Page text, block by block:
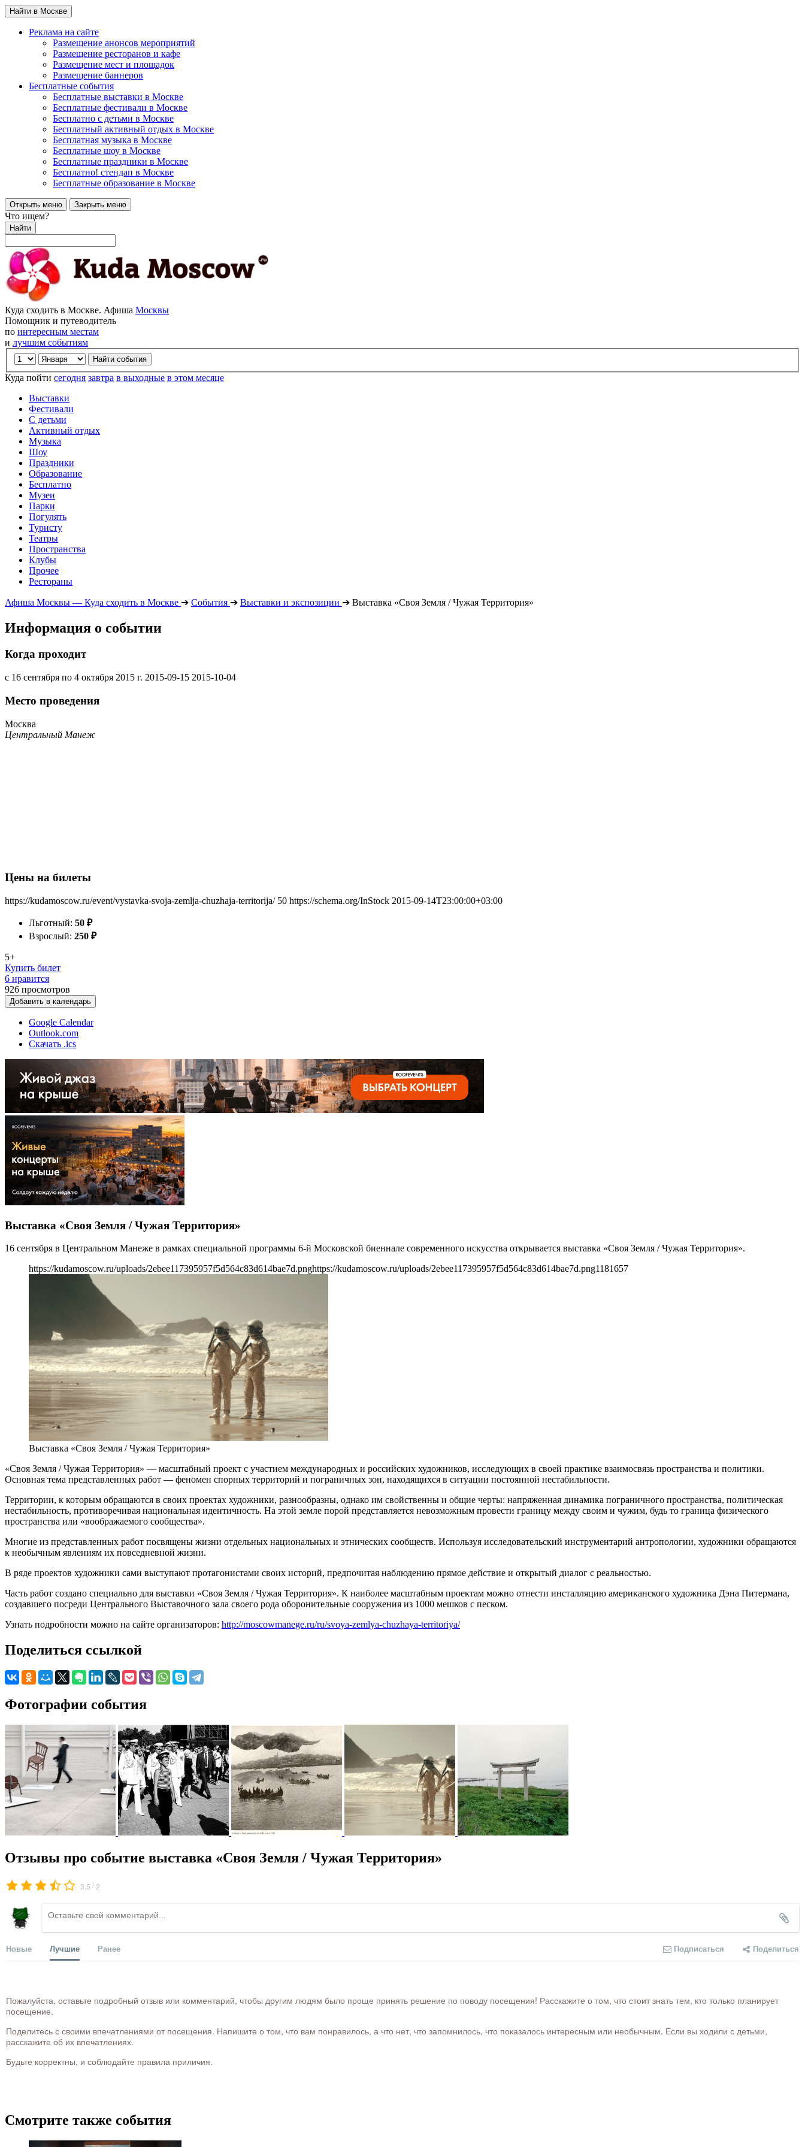
Найти в Москве
Реклама на сайте
Размещение анонсов мероприятий
Размещение ресторанов и кафе
Размещение мест и площадок
Размещение баннеров
Бесплатные события
Бесплатные выставки в Москве
Бесплатные фестивали в Москве
Бесплатно с детьми в Москве
Бесплатный активный отдых в Москве
Бесплатная музыка в Москве
Бесплатные шоу в Москве
Бесплатные праздники в Москве
Бесплатно! стендап в Москве
Бесплатные образование в Москве
Открыть меню Закрыть меню
Что ищем?
Найти
Куда сходить в Москве. Афиша Москвы
Помощник и путеводитель
по интересным местам
и лучшим событиям
Куда пойти сегодня завтра в выходные в этом месяце
Выставки
Фестивали
С детьми
Активный отдых
Музыка
Шоу
Праздники
Образование
Бесплатно
Музеи
Парки
Погулять
Туристу
Театры
Пространства
Клубы
Прочее
Рестораны
Афиша Москвы — Куда сходить в Москве ➔ События ➔ Выставки и экспозиции ➔ Выставка «Своя Земля / Чужая Территория»
Информация о событии
Когда проходит
с 16 сентября по 4 октября 2015 г. 2015-09-15 2015-10-04
Место проведения
Москва
Центральный Манеж
Цены на билеты
https://kudamoscow.ru/event/vystavka-svoja-zemlja-chuzhaja-territorija/ 50 https://schema.org/InStock 2015-09-14T23:00:00+03:00
Льготный: 50 ₽
Взрослый: 250 ₽
5+
Купить билет
6 нравится
926 просмотров
Добавить в календарь
Google Calendar
Outlook.com
Скачать .ics
Выставка «Своя Земля / Чужая Территория»
16 сентября в Центральном Манеже в рамках специальной программы 6-й Московской биеннале современного искусства открывается выставка «Своя Земля / Чужая Территория».
https://kudamoscow.ru/uploads/2ebee117395957f5d564c83d614bae7d.pnghttps://kudamoscow.ru/uploads/2ebee117395957f5d564c83d614bae7d.png1181657
Выставка «Своя Земля / Чужая Территория»
«Своя Земля / Чужая Территория» — масштабный проект с участием международных и российских художников, исследующих в своей практике взаимосвязь пространства и политики.
Основная тема представленных работ — феномен спорных территорий и пограничных зон, находящихся в ситуации постоянной нестабильности.
Территории, к которым обращаются в своих проектах художники, разнообразны, однако им свойственны и общие черты: напряженная динамика пограничного пространства, политическая
нестабильность, противоречивая национальная идентичность. На этой земле порой представляется невозможным провести границу между своим и чужим, будь то граница физического
пространства или «воображаемого сообщества».
Многие из представленных работ посвящены жизни отдельных национальных и этнических сообществ. Используя исследовательский инструментарий антропологии, художники обращаются
к необычным явлениям их повседневной жизни.
В ряде проектов художники сами выступают протагонистами своих историй, предпочитая наблюдению прямое действие и открытый диалог с реальностью.
Часть работ создано специально для выставки «Своя Земля / Чужая Территория». К наиболее масштабным проектам можно отнести инсталляцию американского художника Дэна Питермана,
создавшего посреди Центрального Выставочного зала своего рода оборонительные сооружения из 1000 мешков с песком.
Узнать подробности можно на сайте организаторов: http://moscowmanege.ru/ru/svoya-zemlya-chuzhaya-territoriya/
Поделиться ссылкой
Фотографии события
Отзывы про событие выставка «Своя Земля / Чужая Территория»
3.5 /2
Новые Лучшие Ранее Подписаться Поделиться
Пожалуйста, оставьте подробный отзыв или комментарий, чтобы другим людям было проще принять решение по поводу посещения! Расскажите о том, что стоит знать тем, кто только планирует
посещение.
Поделитесь с своими впечатлениями от посещения. Напишите о том, что вам понравилось, а что нет, что запомнилось, что показалось интересным или необычным. Если вы ходили с детьми,
расскажите об их впечатлениях.
Будьте корректны, и соблюдайте правила приличия.
Смотрите также события